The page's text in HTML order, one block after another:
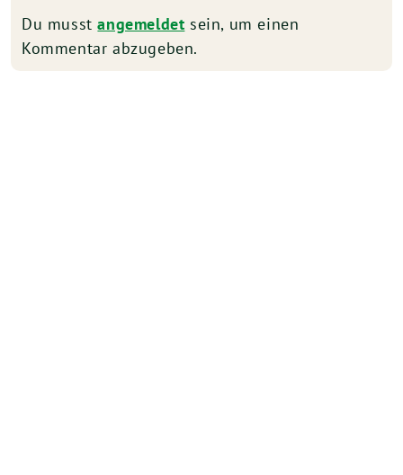
Du musstangemeldet sein, um einen
Kommentar abzugeben.